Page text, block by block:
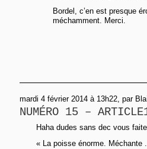
Bordel, c’en est presque
méchamment. Merci.
mardi 4 février 2014 à 13h22, par
NUMÉRO 15 –
Haha dudes sans dec vous
« La poisse énorme.